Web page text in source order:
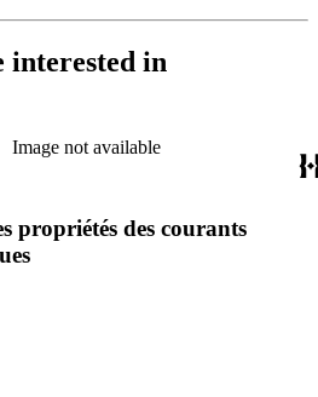
interested in
Image not available
propriétés des courants